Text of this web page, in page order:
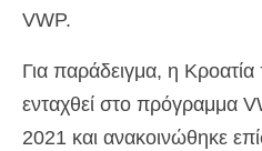
VWP.
Για παράδειγμα, η
ενταχθεί στο πρόγραμμα
2021 και ανακοινώθηκε